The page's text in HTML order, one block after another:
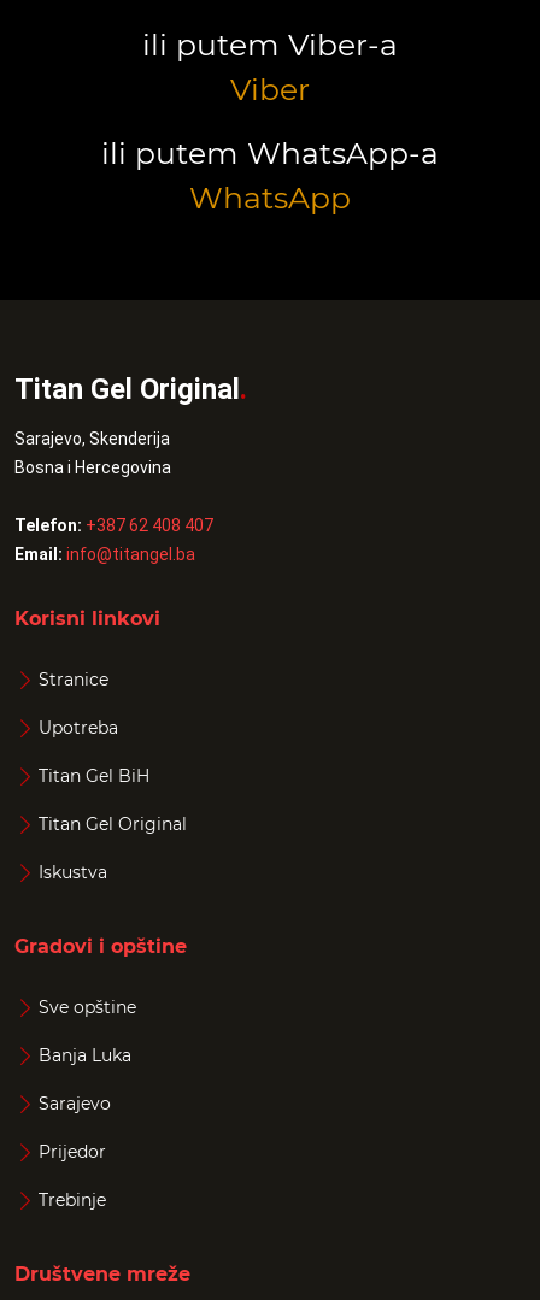
ili putem Viber-a
Viber
ili putem WhatsApp-a
WhatsApp
Titan Gel Original.
Sarajevo, Skenderija
Bosna i Hercegovina
Telefon: +387 62 408 407
Email: info@titangel.ba
Korisni linkovi
Stranice
Upotreba
Titan Gel BiH
Titan Gel Original
Iskustva
Gradovi i opštine
Sve opštine
Banja Luka
Sarajevo
Prijedor
Trebinje
Društvene mreže